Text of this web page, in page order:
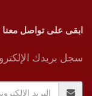
ابقى على تواصل معنا
سجل بريدك